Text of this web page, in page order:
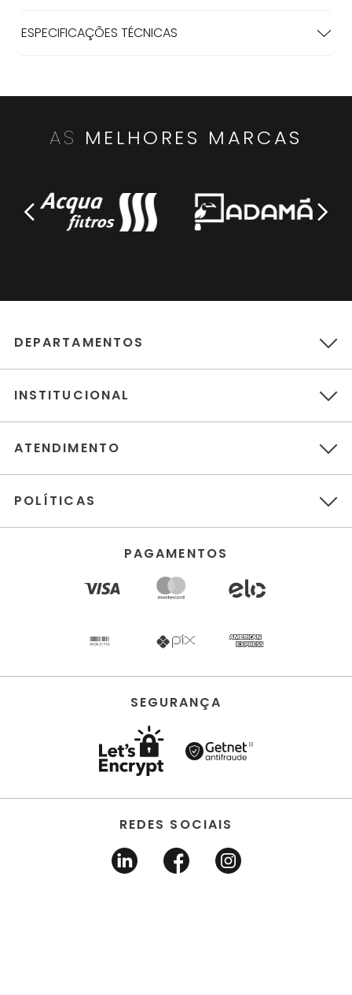
ESPECIFICAÇÕES TÉCNICAS
AS MELHORES MARCAS
DEPARTAMENTOS
INSTITUCIONAL
ATENDIMENTO
POLÍTICAS
PAGAMENTOS
SEGURANÇA
REDES SOCIAIS